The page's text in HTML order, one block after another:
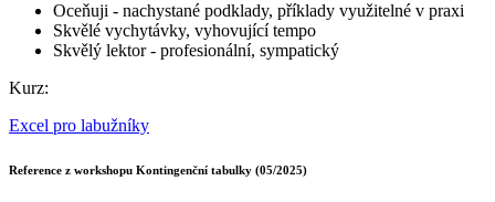
Oceňuji - nachystané podklady, příklady využitelné v praxi
Skvělé vychytávky, vyhovující tempo
Skvělý lektor - profesionální, sympatický
Kurz:
Excel pro labužníky
Reference z workshopu Kontingenční tabulky (05/2025)